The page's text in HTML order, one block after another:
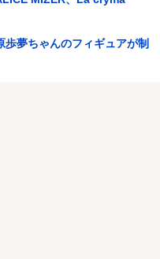
歩夢ちゃんのフィギュアが制